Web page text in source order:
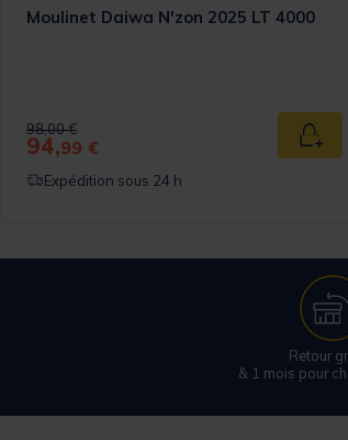
panier
Moulinet Daiwa N'zon 2025 LT 4000
Price reduced from
98,00 €to
94,99 €
Expédition sous 24 h
Retour
& 1 mois pour